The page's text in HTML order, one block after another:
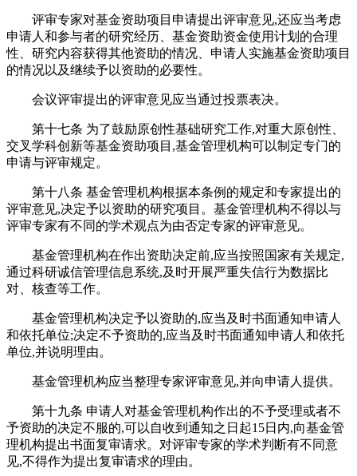
评审专家对基金资助项目申请提出评审意见,还应当考虑
申请人和参与者的研究经历、基金资助资金使用计划的合理
性、研究内容获得其他资助的情况、申请人实施基金资助项目
的情况以及继续予以资助的必要性。
会议评审提出的评审意见应当通过投票表决。
第十七条 为了鼓励原创性基础研究工作,对重大原创性、
交叉学科创新等基金资助项目,基金管理机构可以制定专门的
申请与评审规定。
第十八条 基金管理机构根据本条例的规定和专家提出的
评审意见,决定予以资助的研究项目。基金管理机构不得以与
评审专家有不同的学术观点为由否定专家的评审意见。
基金管理机构在作出资助决定前,应当按照国家有关规定,
通过科研诚信管理信息系统,及时开展严重失信行为数据比
对、核查等工作。
基金管理机构决定予以资助的,应当及时书面通知申请人
和依托单位;决定不予资助的,应当及时书面通知申请人和依托
单位,并说明理由。
基金管理机构应当整理专家评审意见,并向申请人提供。
第十九条 申请人对基金管理机构作出的不予受理或者不
予资助的决定不服的,可以自收到通知之日起15日内,向基金管
理机构提出书面复审请求。对评审专家的学术判断有不同意
见,不得作为提出复审请求的理由。